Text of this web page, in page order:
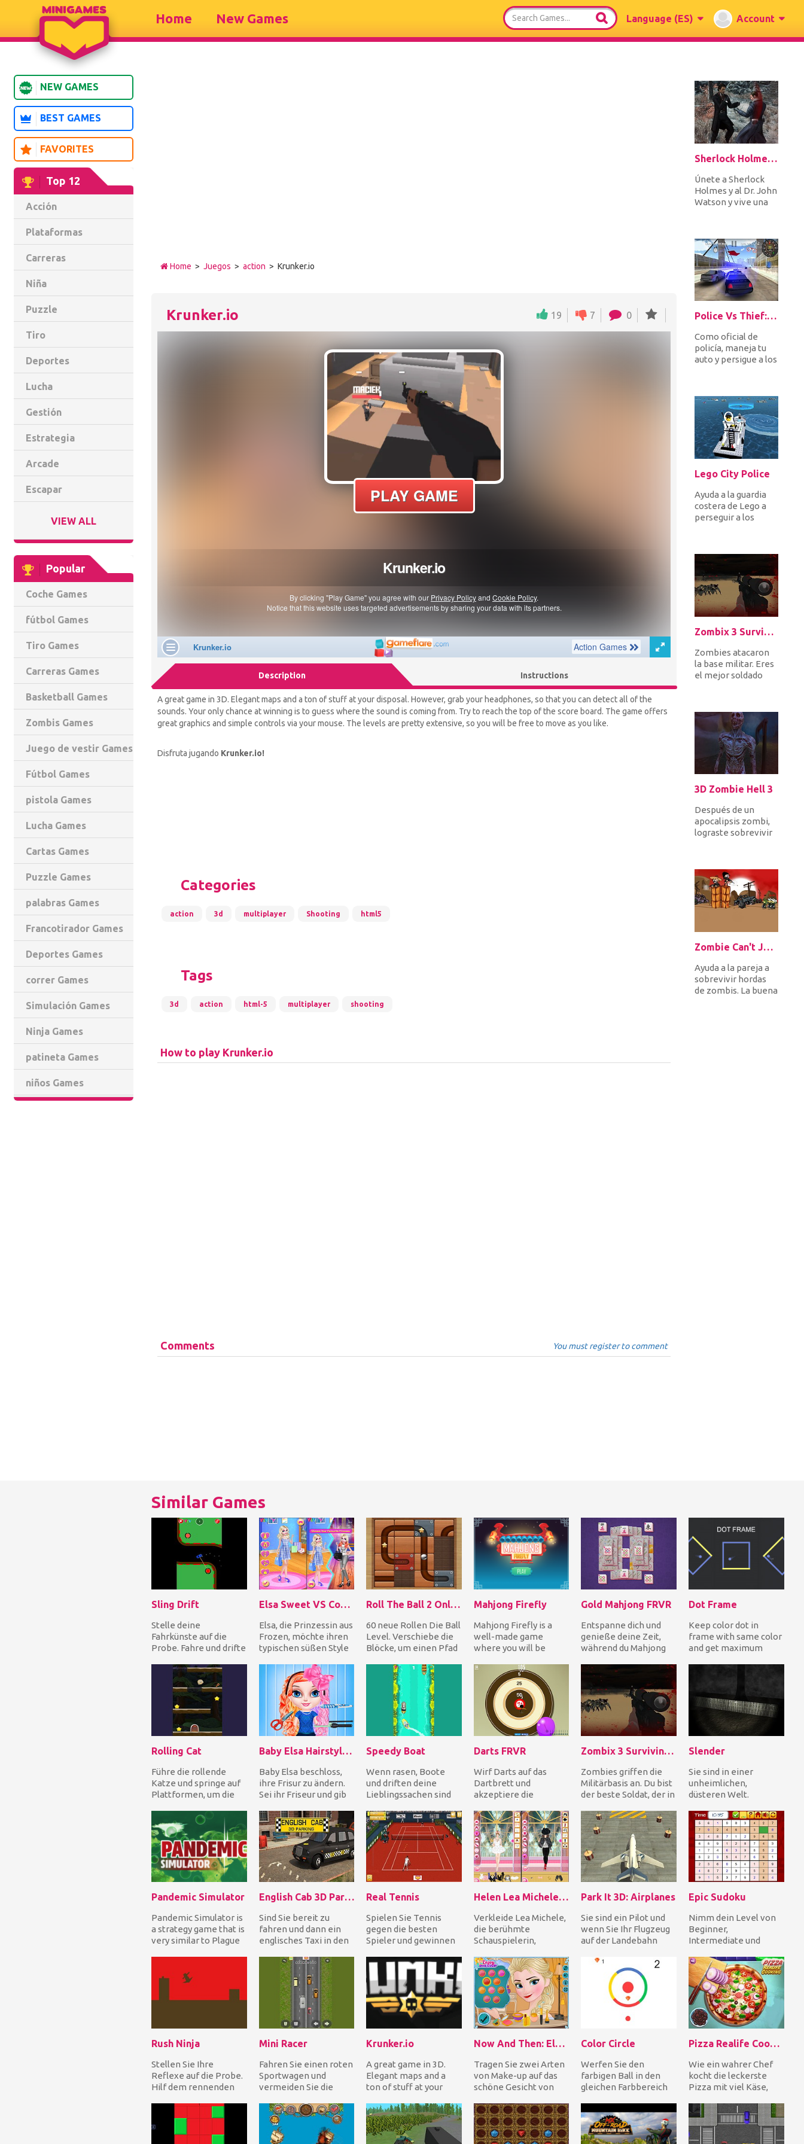
Language (ES) Account
Home New Games
NEW GAMES
BEST GAMES
FAVORITES
Top 12
Acción
Plataformas
Carreras
Niña
Puzzle
Tiro
Deportes
Lucha
Gestión
Estrategia
Arcade
Escapar
VIEW ALL
Popular
Coche Games
fútbol Games
Tiro Games
Carreras Games
Basketball Games
Zombis Games
Juego de vestir Games
Fútbol Games
pistola Games
Lucha Games
Cartas Games
Puzzle Games
palabras Games
Francotirador Games
Deportes Games
correr Games
Simulación Games
Ninja Games
patineta Games
niños Games
Home > Juegos > action > Krunker.io
Krunker.io 19 7 0
Description Instructions
A great game in 3D. Elegant maps and a ton of stuff at your disposal. However, grab your headphones, so that you can detect all of the
sounds. Your only chance at winning is to guess where the sound is coming from. Try to reach the top of the score board. The game offers
great graphics and simple controls via your mouse. The levels are pretty extensive, so you will be free to move as you like.
Disfruta jugando Krunker.io!
Categories
action 3d multiplayer Shooting html5
Tags
3d action html-5 multiplayer shooting
How to play Krunker.io
Comments You must register to comment
Sherlock Holmes 2: A Game of Shadows Checkmate
Únete a Sherlock
Holmes y al Dr. John
Watson y vive una
Police Vs Thief: Hot Pursuit
Como oficial de
policía, maneja tu
auto y persigue a los
Lego City Police
Ayuda a la guardia
costera de Lego a
perseguir a los
Zombix 3 Surviving The Desert
Zombies atacaron
la base militar. Eres
el mejor soldado
3D Zombie Hell 3
Después de un
apocalipsis zombi,
lograste sobrevivir
preguntando p...
Zombie Can't Jump
Ayuda a la pareja a
sobrevivir hordas
de zombis. La buena
Similar Games
Sling Drift
Stelle deine
Fahrkünste auf die
Probe. Fahre und drifte
Straßenseite zu
stoße...
Elsa Sweet VS Cool Style
Elsa, die Prinzessin aus
Frozen, möchte ihren
typischen süßen Style
du ihr dab...
Roll The Ball 2 Online
60 neue Rollen Die Ball
Level. Verschiebe die
Blöcke, um einen Pfad
Ball vom S...
Mahjong Firefly
Mahjong Firefly is a
well-made game
where you will be
the classic settings.
The...
Gold Mahjong FRVR
Entspanne dich und
genieße deine Zeit,
während du Mahjong
bist! Füge zwei iden...
Dot Frame
Keep color dot in
frame with same color
and get maximum
rotate frame, avoid...
Rolling Cat
Führe die rollende
Katze und springe auf
Plattformen, um die
und die Ausgangstür z...
Baby Elsa Hairstyle Design
Baby Elsa beschloss,
ihre Frisur zu ändern.
Sei ihr Friseur und gib
Haarschnit...
Speedy Boat
Wenn rasen, Boote
und driften deine
Lieblingssachen sind
Spiel alle drei gleichz...
Darts FRVR
Wirf Darts auf das
Dartbrett und
akzeptiere die
die Ballons und
Bomben für zus...
Zombix 3 Surviving The Desert
Zombies griffen die
Militärbasis an. Du bist
der beste Soldat, der in
Horden von Z...
Slender
Sie sind in einer
unheimlichen,
düsteren Welt.
um deine Quest
abzuschließen und...
Pandemic Simulator
Pandemic Simulator is
a strategy game that is
very similar to Plague
English Cab 3D Parking
Sind Sie bereit zu
fahren und dann ein
englisches Taxi in den
London zu parken?
Real Tennis
Spielen Sie Tennis
gegen die besten
Spieler und gewinnen
um den Pokal zu gew...
Helen Lea Michele Dress Up
Verkleide Lea Michele,
die berühmte
Schauspielerin,
aus den USA! Als ihr
Fashio...
Park It 3D: Airplanes
Sie sind ein Pilot und
wenn Sie Ihr Flugzeug
auf der Landebahn
auf dem vordefi...
Epic Sudoku
Nimm dein Level von
Beginner,
Intermediate und
die leeren Felder mit
den fehle...
Rush Ninja
Stellen Sie Ihre
Reflexe auf die Probe.
Hilf dem rennenden
Hindernisse zu
springen,...
Mini Racer
Fahren Sie einen roten
Sportwagen und
vermeiden Sie die
lange wie möglich und
w...
Krunker.io
A great game in 3D.
Elegant maps and a
ton of stuff at your
grab your
headphones,...
Now And Then: Elsa Makeup
Tragen Sie zwei Arten
von Make-up auf das
schöne Gesicht von
Beginnen Sie mit ein...
Color Circle
Werfen Sie den
farbigen Ball in den
gleichen Farbbereich
Kreises, um die
Diamant...
Pizza Realife Cooking
Wie ein wahrer Chef
kocht die leckerste
Pizza mit viel Käse,
Gemüse. Hacken Si...